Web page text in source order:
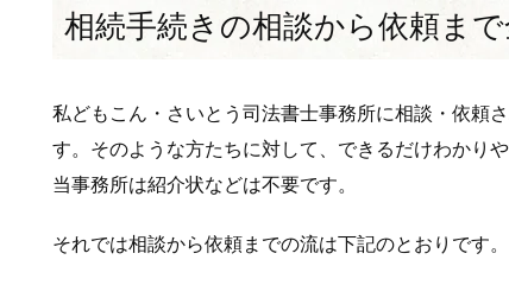
相続手続きの相談から依頼ま
私どもこん・さいとう司法書士事務所に相談・依頼
す。そのような方たちに対して、できるだけわかり
当事務所は紹介状などは不要です。
それでは相談から依頼までの流は下記のとおりです。